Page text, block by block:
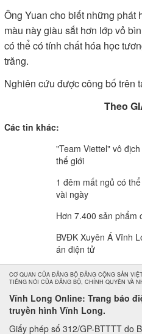
Ông Yuan cho biết những phát
màu này giàu sắt hơn lớp vỏ
có thể có tính chất hóa học
trăng.
Nghiên cứu được công bố trên
Theo
Các tin khác:
"Team Viettel" vô
thế giới
1 đêm mất ngủ có
vài ngày
Hơn 7.400 sản phẩm
BVĐK Xuyên Á Vĩnh
án điện tử
CƠ QUAN CỦA ĐẢNG BỘ ĐẢNG CỘNG SẢN
TIẾNG NÓI CỦA ĐẢNG BỘ, CHÍNH QUYỀN VÀ
Vĩnh Long Online: Trang báo
truyền hình Vĩnh Long.
Giấy phép số 312/GP-BTTTT do